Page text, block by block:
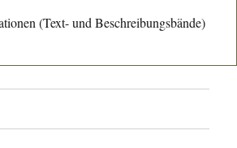
(Text- und Beschreibungsbände)